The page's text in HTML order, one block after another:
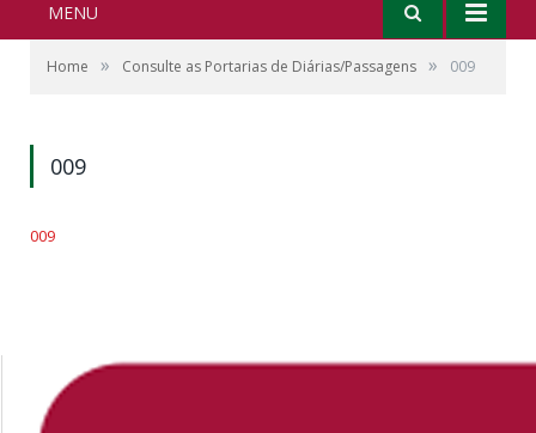
MENU
Home » Consulte as Portarias de Diárias/Passagens » 009
009
009